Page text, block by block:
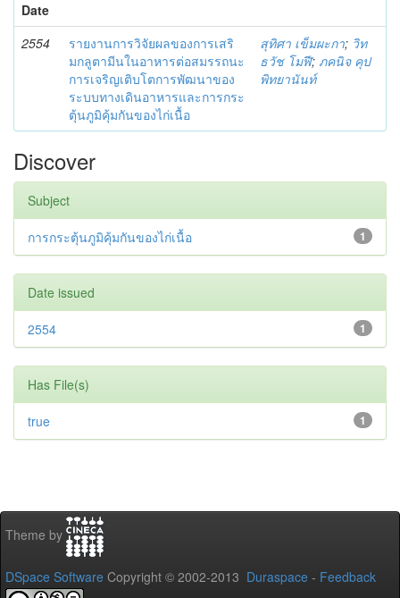
Date
2554
รายงานการวิจัยผลของการเสริ
มกลูตามีนในอาหารต่อสมรรถนะ
การเจริญเติบโตการพัฒนาของ
ระบบทางเดินอาหารและการกระ
ตุ้นภูมิคุ้มกันของไก่เนื้อ
สุทิศา เข็มผะกา; วิท
ธวัช โมฬี; ภคนิจ คุป
พิทยานันท์
Discover
Subject
1
การกระตุ้นภูมิคุ้มกันของไก่เนื้อ
Date issued
1
2554
Has File(s)
1
true
Theme by
DSpace Software Copyright © 2002-2013 Duraspace - Feedback